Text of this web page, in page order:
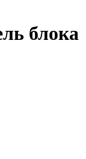
блока